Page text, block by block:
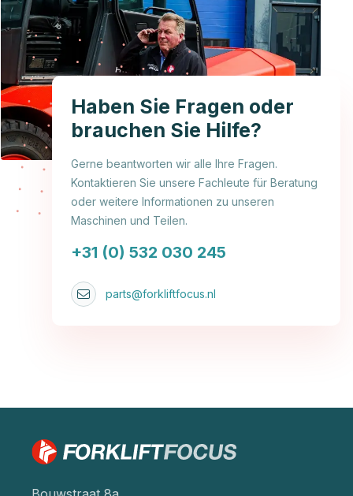
Haben Sie Fragen oder
brauchen Sie Hilfe?
Gerne beantworten wir alle Ihre Fragen.
Kontaktieren Sie unsere Fachleute für Beratung
oder weitere Informationen zu unseren
Maschinen und Teilen.
+31 (0) 532 030 245
parts@forkliftfocus.nl